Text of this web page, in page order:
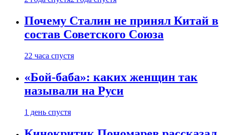
Почему Сталин не принял Китай в
состав Советского Союза
22 часа спустя
«Бой-баба»: каких женщин так
называли на Руси
1 день спустя